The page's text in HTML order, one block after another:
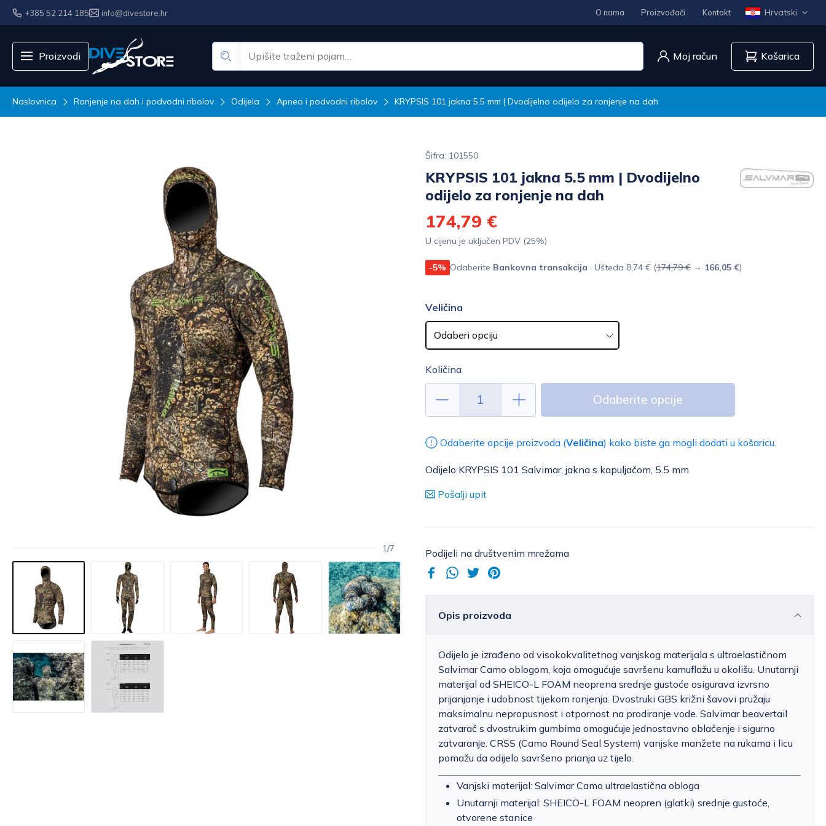
+385 52 214 185 info@divestore.hr O nama Proizvođači Kontakt Hrvatski
Proizvodi Moj račun Košarica
Naslovnica Ronjenje na dah i podvodni ribolov Odijela Apnea i podvodni ribolov KRYPSIS 101 jakna 5.5 mm | Dvodijelno odijelo za ronjenje na dah
1/7
Šifra: 101550
KRYPSIS 101 jakna 5.5 mm | Dvodijelno
odijelo za ronjenje na dah
174,79 €
U cijenu je uključen PDV (25%)
-5% Odaberite Bankovna transakcija · Ušteda 8,74 € (174,79 € → 166,05 €)
Veličina
Količina
Odaberite opcije
Odaberite opcije proizvoda (Veličina) kako biste ga mogli dodati u košaricu.
Odijelo KRYPSIS 101 Salvimar, jakna s kapuljačom, 5.5 mm
Pošalji upit
Podijeli na društvenim mrežama
Opis proizvoda
Odijelo je izrađeno od visokokvalitetnog vanjskog materijala s ultraelastičnom
Salvimar Camo oblogom, koja omogućuje savršenu kamuflažu u okolišu. Unutarnji
materijal od SHEICO-L FOAM neoprena srednje gustoće osigurava izvrsno
prijanjanje i udobnost tijekom ronjenja. Dvostruki GBS križni šavovi pružaju
maksimalnu nepropusnost i otpornost na prodiranje vode. Salvimar beavertail
zatvarač s dvostrukim gumbima omogućuje jednostavno oblačenje i sigurno
zatvaranje. CRSS (Camo Round Seal System) vanjske manžete na rukama i licu
pomažu da odijelo savršeno prianja uz tijelo.
Vanjski materijal: Salvimar Camo ultraelastična obloga
Unutarnji materijal: SHEICO-L FOAM neopren (glatki) srednje gustoće,
otvorene stanice